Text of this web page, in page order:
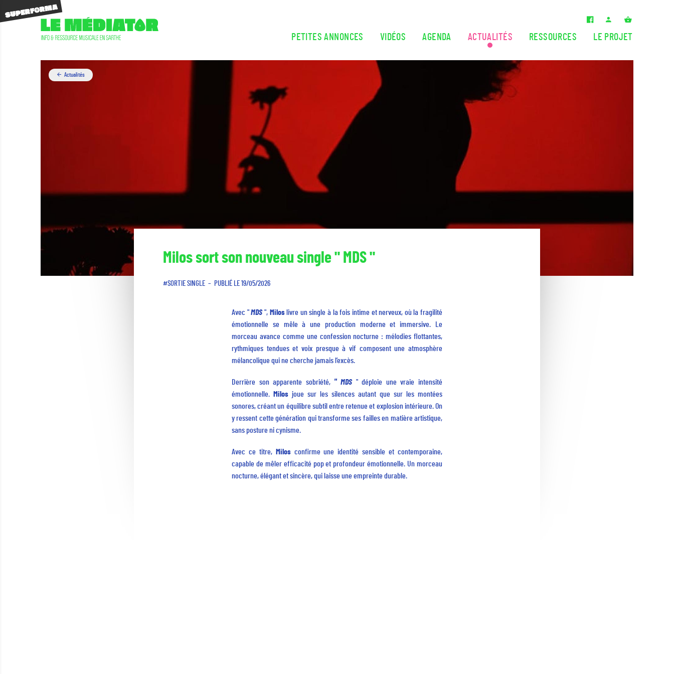
PETITES ANNONCES VIDÉOS AGENDA ACTUALITÉS RESSOURCES LE PROJET
Actualités
Milos sort son nouveau single " MDS "
SORTIE SINGLE PUBLIÉ LE 19/05/2026
Avec "MDS", Miloslivre un single à la fois intime et nerveux, où la fragilité
émotionnelle se mêle à une production moderne et immersive. Le
morceau avance comme une confession nocturne : mélodies flottantes,
rythmiques tendues et voix presque à vif composent une atmosphère
mélancolique qui ne cherche jamais l’excès.
Derrière son apparente sobriété, " MDS" déploie une vraie intensité
émotionnelle.
Milos joue sur les silences autant que sur les montées
sonores, créant un équilibre subtil entre retenue et explosion intérieure. On
y ressent cette génération qui transforme ses failles en matière artistique,
sans posture ni cynisme.
Avec ce titre, Milosconfirme une identité sensible et contemporaine,
capable de mêler efficacité pop et profondeur émotionnelle. Un morceau
nocturne, élégant et sincère, qui laisse une empreinte durable.